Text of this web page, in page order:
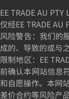
EE TRADE AU
仅经EE TRADE
风险警告：我们的
成的、导致的或与
限制地区：EE
前确认本网站信息
和自愿操作。本网
差价合约等风险产